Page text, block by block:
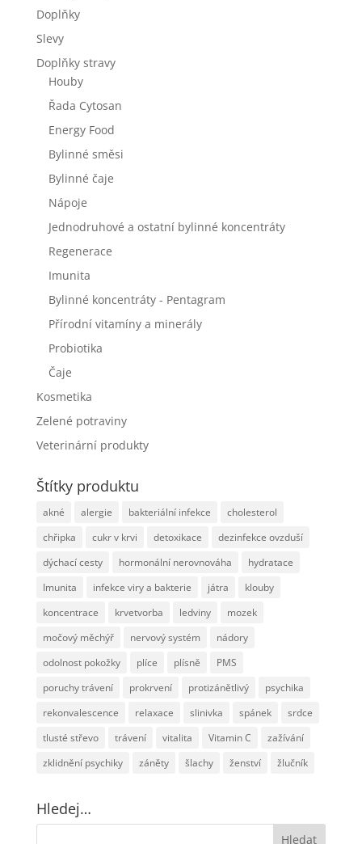
Doplňky
Slevy
Doplňky stravy
Houby
Řada Cytosan
Energy Food
Bylinné směsi
Bylinné čaje
Nápoje
Jednodruhové a ostatní bylinné koncentráty
Regenerace
Imunita
Bylinné koncentráty - Pentagram
Přírodní vitamíny a minerály
Probiotika
Čaje
Kosmetika
Zelené potraviny
Veterinární produkty
Štítky produktu
akné alergie bakteriální infekce
cholesterol
chřipka
cukr v krvi detoxikace
dezinfekce ovzduší
dýchací cesty
hormonální nerovnováha
hydratace
Imunita
infekce viry a bakterie játra
klouby
koncentrace
krvetvorba ledviny
mozek
močový měchýř
nervový systém
nádory
odolnost pokožky
plíce plísně
PMS
poruchy trávení
prokrvení protizánětlivý
psychika
rekonvalescence
relaxace slinivka spánek
srdce
tlusté střevo
trávení vitalita Vitamin C
zažívání
zklidnění psychiky
záněty šlachy ženství žlučník
Hledej…